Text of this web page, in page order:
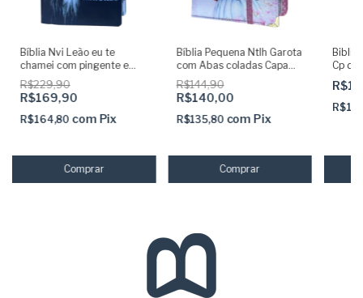
Bíblia Nvi Leão eu te
chamei com pingente e
abas adesivas já coladas
R$229,90
R$169,90
R$164,80 com Pix
Bíblia Pequena Ntlh Garota
com Abas coladas Capa
dura acolchoada + elástico
rosa
R$144,90
R$140,00
R$135,80 com Pix
Biblia
Cp
|
Harpa